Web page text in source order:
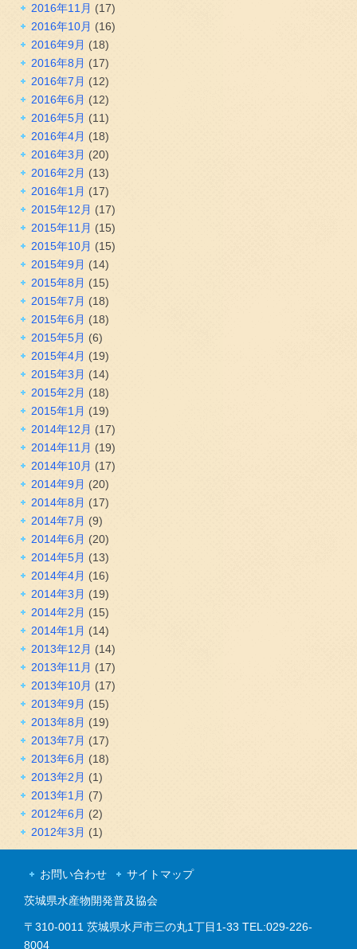
2016年11月 (17)
2016年10月 (16)
2016年9月 (18)
2016年8月 (17)
2016年7月 (12)
2016年6月 (12)
2016年5月 (11)
2016年4月 (18)
2016年3月 (20)
2016年2月 (13)
2016年1月 (17)
2015年12月 (17)
2015年11月 (15)
2015年10月 (15)
2015年9月 (14)
2015年8月 (15)
2015年7月 (18)
2015年6月 (18)
2015年5月 (6)
2015年4月 (19)
2015年3月 (14)
2015年2月 (18)
2015年1月 (19)
2014年12月 (17)
2014年11月 (19)
2014年10月 (17)
2014年9月 (20)
2014年8月 (17)
2014年7月 (9)
2014年6月 (20)
2014年5月 (13)
2014年4月 (16)
2014年3月 (19)
2014年2月 (15)
2014年1月 (14)
2013年12月 (14)
2013年11月 (17)
2013年10月 (17)
2013年9月 (15)
2013年8月 (19)
2013年7月 (17)
2013年6月 (18)
2013年2月 (1)
2013年1月 (7)
2012年6月 (2)
2012年3月 (1)
お問い合わせ サイトマップ
茨城県水産物開発普及協会
〒310-0011 茨城県水戸市三の丸1丁目1-33 TEL:029-226-
8004